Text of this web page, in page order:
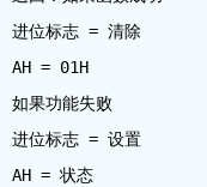
进位标志 = 清除
AH = 01H
如果功能失败
进位标志 = 设置
AH = 状态